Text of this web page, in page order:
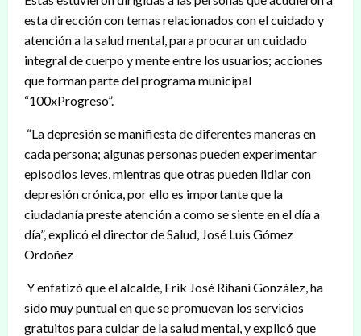
esta dirección con temas relacionados con el cuidado y
atención a la salud mental, para procurar un cuidado
integral de cuerpo y mente entre los usuarios; acciones
que forman parte del programa municipal
“100xProgreso”.
“La depresión se manifiesta de diferentes maneras en
cada persona; algunas personas pueden experimentar
episodios leves, mientras que otras pueden lidiar con
depresión crónica, por ello es importante que la
ciudadanía preste atención a como se siente en el día a
día”, explicó el director de Salud, José Luis Gómez
Ordoñez
Y enfatizó que el alcalde, Erik José Rihani González, ha
sido muy puntual en que se promuevan los servicios
gratuitos para cuidar de la salud mental, y explicó que